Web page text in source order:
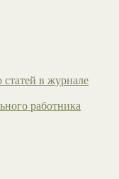
в журнале
работника